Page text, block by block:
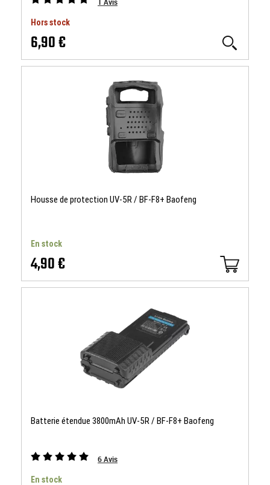
Hors stock
6,90 €
Housse de protection UV-5R / BF-F8+ Baofeng
En stock
4,90 €
Batterie étendue 3800mAh UV-5R / BF-F8+ Baofeng
6Avis
En stock